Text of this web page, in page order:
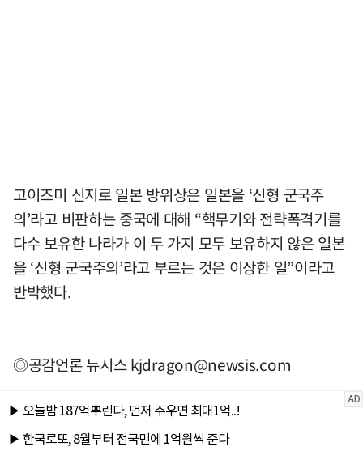
고이즈미 신지로 일본 방위상은 일본을 ‘신형 군국주
의’라고 비판하는 중국에 대해 “핵무기와 전략폭격기를
다수 보유한 나라가 이 두 가지 모두 보유하지 않은 일본
을 ‘신형 군국주의’라고 부르는 것은 이상한 일”이라고
반박했다.
◎공감언론 뉴시스kjdragon@newsis.com